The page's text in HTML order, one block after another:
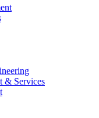
& Services